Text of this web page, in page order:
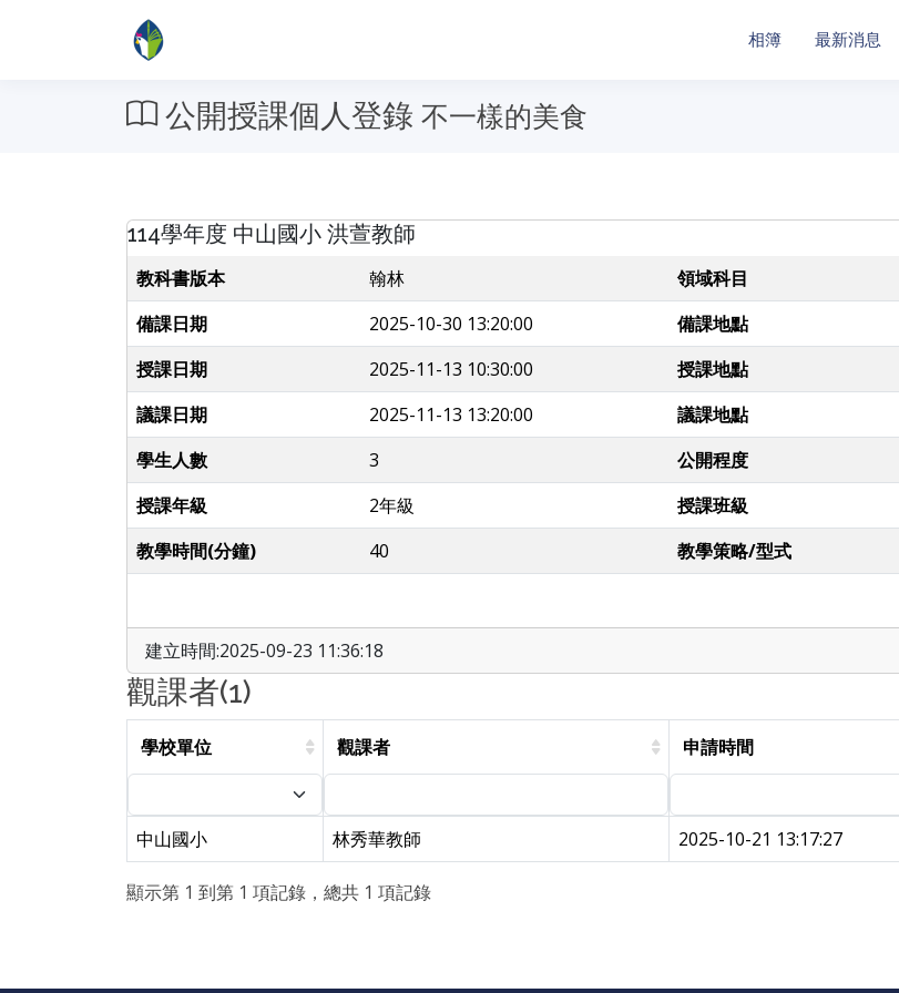
相簿 最新消息
公開授課個人登錄 不一樣的美食
114學年度 中山國小 洪萱教師
教科書版本 翰林 領域科目
備課日期
2025-10-30 13:20:00 備課地點
授課日期
2025-11-13 10:30:00 授課地點
議課日期
2025-11-13 13:20:00 議課地點
學生人數
3 公開程度
授課年級
2年級 授課班級
教學時間(分鐘)
40 教學策略/型式
建立時間:2025-09-23 11:36:18
觀課者(1)
學校單位 觀課者 申請時間
中山國小 林秀華教師 2025-10-21 13:17:27
顯示第 1 到第 1 項記錄，總共 1 項記錄